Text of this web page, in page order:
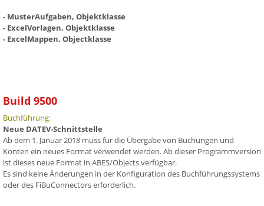
- MusterAufgaben, Objektklasse
- ExcelVorlagen, Objektklasse
- ExcelMappen, Objectklasse
Build 9500
Buchführung:
Neue DATEV-Schnittstelle
Ab dem 1. Januar 2018 muss für die Übergabe von Buchungen und
Konten ein neues Format verwendet werden. Ab dieser Programmversion
ist dieses neue Format in ABES/Objects verfügbar.
Es sind keine Änderungen in der Konfiguration des Buchführungssystems
oder des FiBuConnectors erforderlich.